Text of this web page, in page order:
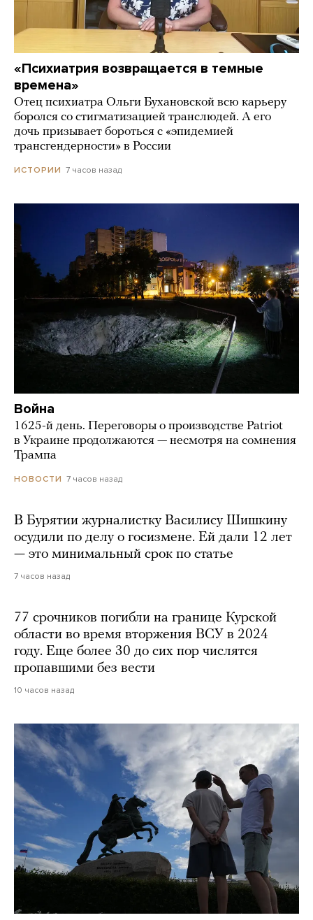
«Психиатрия возвращается в темные
времена»
Отец психиатра Ольги Бухановской всю карьеру
боролся со стигматизацией транслюдей. А его
дочь призывает бороться с «эпидемией
трансгендерности» в России
ИСТОРИИ 7 часов назад
Война
1625-й день. Переговоры о производстве Patriot
в Украине продолжаются — несмотря на сомнения
Трампа
НОВОСТИ 7 часов назад
В Бурятии журналистку Василису Шишкину
осудили по делу о госизмене. Ей дали 12 лет
— это минимальный срок по статье
7 часов назад
77 срочников погибли на границе Курской
области во время вторжения ВСУ в 2024
году. Еще более 30 до сих пор числятся
пропавшими без вести
10 часов назад